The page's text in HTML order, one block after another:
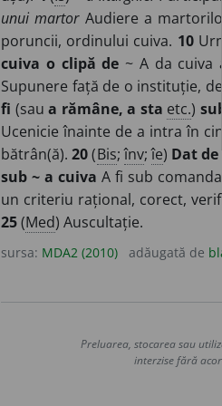
unui martorAudiere a
poruncii, ordinului cuiva. 10
cuiva o clipă de ~ A da
Supunere față de o instituție,
fi (saua rămâne, a sta etc.)
Ucenicie înainte de a intra în
bătrân(ă).20(Bis;înv;îe) Dat de
sub ~ a cuiva A fi sub
un criteriu rațional, corect,
25(Med) Auscultație.
sursa: MDA2 (2010) adăugată de
Preluarea, stocarea sau
interzise fără